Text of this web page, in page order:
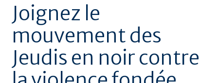
Joignez le
mouvement des
Jeudis en noir contre